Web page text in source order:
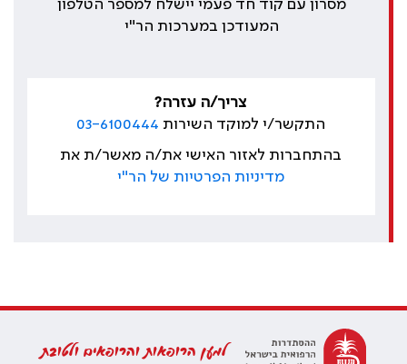
מסרון עם קוד חד פעמי יישלח למספר הטלפון
המעודכן במערכות הר"י
צריך/ה עזרה?
התקשר/י למוקד השירות 03-6100444
בהתחברות לאזור האישי את/ה מאשר/ת את
מדיניות הפרטיות של הר"י
למען הרופאות והרופאים ולטובת